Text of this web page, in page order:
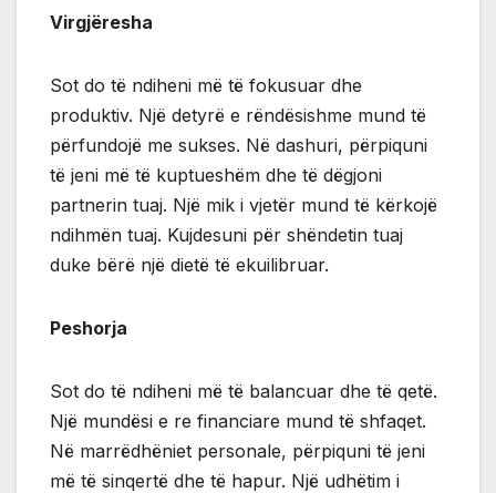
Virgjëresha
Sot do të ndiheni më të fokusuar dhe
produktiv. Një detyrë e rëndësishme mund të
përfundojë me sukses. Në dashuri, përpiquni
të jeni më të kuptueshëm dhe të dëgjoni
partnerin tuaj. Një mik i vjetër mund të kërkojë
ndihmën tuaj. Kujdesuni për shëndetin tuaj
duke bërë një dietë të ekuilibruar.
Peshorja
Sot do të ndiheni më të balancuar dhe të qetë.
Një mundësi e re financiare mund të shfaqet.
Në marrëdhëniet personale, përpiquni të jeni
më të sinqertë dhe të hapur. Një udhëtim i